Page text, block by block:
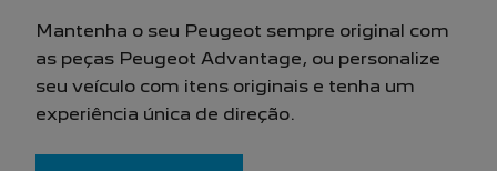
Mantenha o seu Peugeot sempre original com
as peças Peugeot Advantage, ou personalize
seu veículo com itens originais e tenha um
experiência única de direção.